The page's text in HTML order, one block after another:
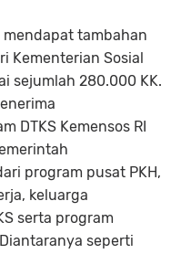
mendapat tambahan
Kementerian Sosial
sejumlah 280.000 KK.
DTKS Kemensos RI
program pusat PKH,
keluarga
serta program
seperti